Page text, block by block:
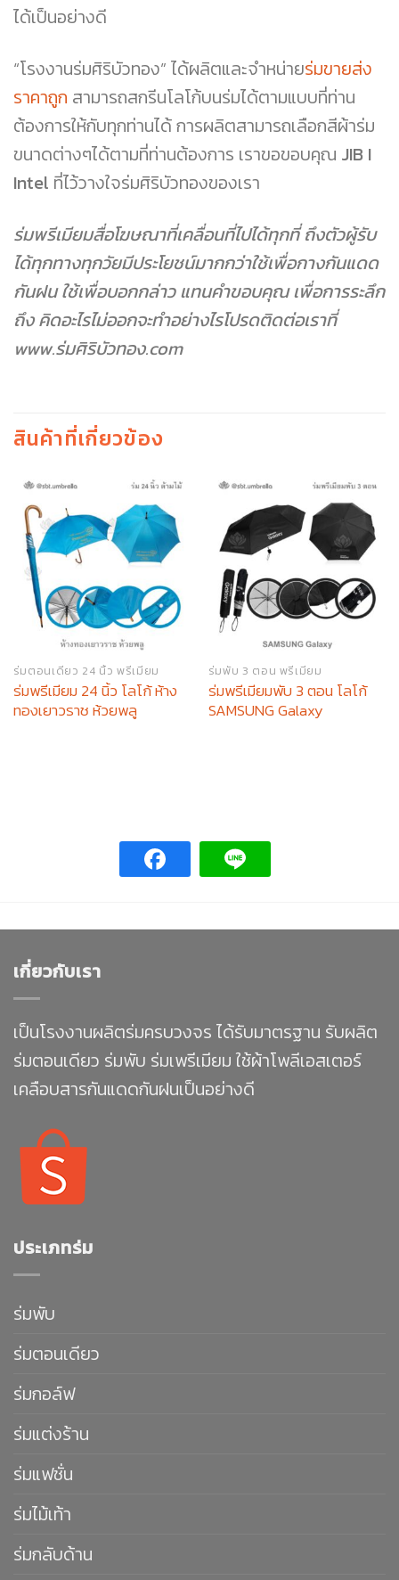
ได้เป็นอย่างดี
“โรงงานร่มศิริบัวทอง” ได้ผลิตและจำหน่ายร่มขายส่ง
ราคาถูก สามารถสกรีนโลโก้บนร่มได้ตามแบบที่ท่าน
ต้องการให้กับทุกท่านได้ การผลิตสามารถเลือกสีผ้าร่ม
ขนาดต่างๆได้ตามที่ท่านต้องการ เราขอขอบคุณ JIB I
Intel ที่ไว้วางใจร่มศิริบัวทองของเรา
ร่มพรีเมียมสื่อโฆษณาที่เคลื่อนที่ไปได้ทุกที่ ถึงตัวผู้รับ
ได้ทุกทางทุกวัยมีประโยชน์มากกว่าใช้เพื่อกางกันแดด
กันฝน ใช้เพื่อบอกกล่าว แทนคำขอบคุณ เพื่อการระลึก
ถึง คิดอะไรไม่ออกจะทำอย่างไรโปรดติดต่อเราที่
www.ร่มศิริบัวทอง.com
สินค้าที่เกี่ยวข้อง
ร่มตอนเดียว 24 นิ้ว พรีเมียม
ร่มพรีเมียม 24 นิ้ว โลโก้ ห้าง
ทองเยาวราช ห้วยพลู
ร่มพับ 3 ตอน พรีเมียม
ร่มพรีเมียมพับ 3 ตอน โลโก้
SAMSUNG Galaxy
เกี่ยวกับเรา
เป็นโรงงานผลิตร่มครบวงจร ได้รับมาตรฐาน รับผลิต
ร่มตอนเดียว ร่มพับ ร่มเพรีเมียม ใช้ผ้าโพลีเอสเตอร์
เคลือบสารกันแดดกันฝนเป็นอย่างดี
ประเภทร่ม
ร่มพับ
ร่มตอนเดียว
ร่มกอล์ฟ
ร่มแต่งร้าน
ร่มแฟชั่น
ร่มไม้เท้า
ร่มกลับด้าน